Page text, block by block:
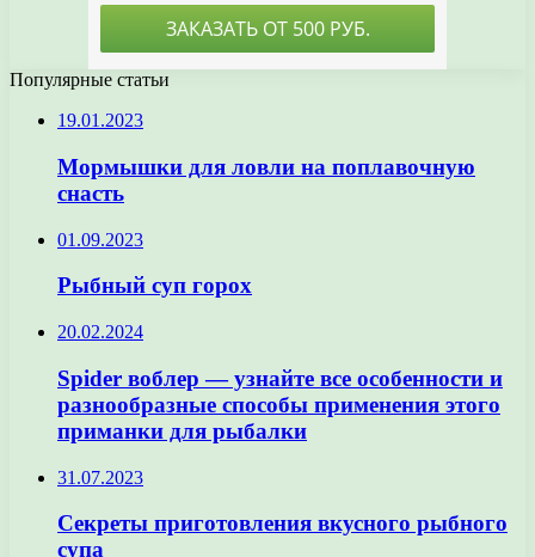
Популярные статьи
19.01.2023
Мормышки для ловли на поплавочную
снасть
01.09.2023
Рыбный суп горох
20.02.2024
Spider воблер — узнайте все особенности и
разнообразные способы применения этого
приманки для рыбалки
31.07.2023
Секреты приготовления вкусного рыбного
супа